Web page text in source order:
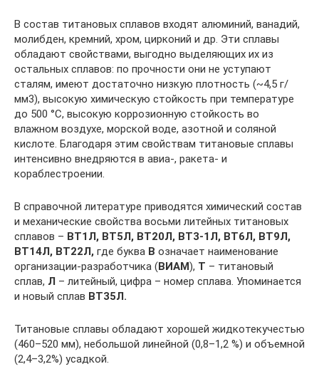
В состав титановых сплавов входят алюминий, ванадий,
молибден, кремний, хром, цирконий и др. Эти сплавы
обладают свойствами, выгодно выделяющих их из
остальных сплавов: по прочности они не уступают
сталям, имеют достаточно низкую плотность (~4,5 г/
мм3), высокую химическую стойкость при температуре
до 500 °С, высокую коррозионную стойкость во
влажном воздухе, морской воде, азотной и соляной
кислоте. Благодаря этим свойствам титановые сплавы
интенсивно внедряются в авиа-, ракета- и
кораблестроении.
В справочной литературе приводятся химический состав
и механические свойства восьми литейных титановых
сплавов – ВТ1Л, ВТ5Л, ВТ20Л, ВТ3-1Л, ВТ6Л, ВТ9Л,
ВТ14Л, ВТ22Л, где буква В означает наименование
организации-разработчика (ВИАМ), Т – титановый
сплав, Л – литейный, цифра – номер сплава. Упоминается
и новый сплав ВТ35Л.
Титановые сплавы обладают хорошей жидкотекучестью
(460–520 мм), небольшой линейной (0,8–1,2 %) и объемной
(2,4–3,2%) усадкой.